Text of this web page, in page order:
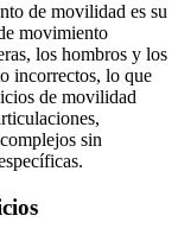
de movilidad es su
movimiento
los hombros y los
incorrectos, lo que
de movilidad
sin